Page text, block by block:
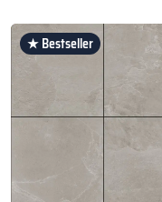
★ Bestseller